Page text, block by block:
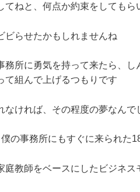
てねと、何点か約束をしてもら
ビらせたかもしれませんね
務所に勇気を持って来たら、
て組んで上げるつもりです
なければ、その程度の夢なんで
の事務所にもすぐに来られた
庭教師をベースにしたビジネ